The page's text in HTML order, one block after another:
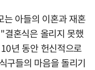
는 아들의 이혼과 재혼
혼식은 올리지 못했
년 동안 헌신적으로
구들의 마음을 돌리기